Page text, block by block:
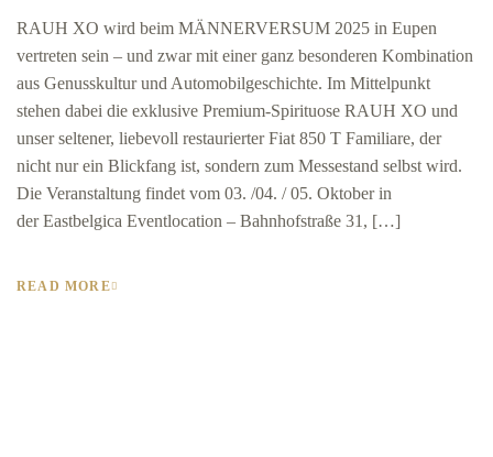
MÄNNERVERSUM 2025
RAUH XO wird beim MÄNNERVERSUM 2025 in Eupen
vertreten sein – und zwar mit einer ganz besonderen Kombination
aus Genusskultur und Automobilgeschichte. Im Mittelpunkt
stehen dabei die exklusive Premium-Spirituose RAUH XO und
unser seltener, liebevoll restaurierter Fiat 850 T Familiare, der
nicht nur ein Blickfang ist, sondern zum Messestand selbst wird.
Die Veranstaltung findet vom 03. /04. / 05. Oktober in
der Eastbelgica Eventlocation – Bahnhofstraße 31, […]
READ MORE